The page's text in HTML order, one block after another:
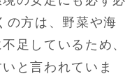
の方は、野菜や海
足しているため、
と言われていま